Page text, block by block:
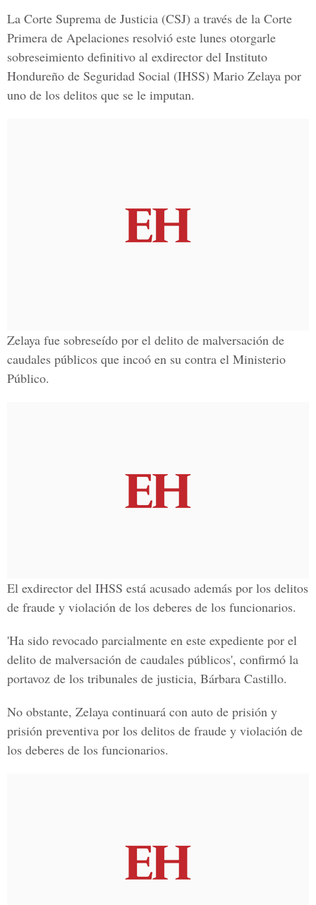
La Corte Suprema de Justicia (CSJ) a través de la Corte
Primera de Apelaciones resolvió este lunes otorgarle
sobreseimiento definitivo al exdirector del Instituto
Hondureño de Seguridad Social (IHSS) Mario Zelaya por
uno de los delitos que se le imputan.
Zelaya fue sobreseído por el delito de malversación de
caudales públicos que incoó en su contra el Ministerio
Público.
El exdirector del IHSS está acusado además por los delitos
de fraude y violación de los deberes de los funcionarios.
'Ha sido revocado parcialmente en este expediente por el
delito de malversación de caudales públicos', confirmó la
portavoz de los tribunales de justicia, Bárbara Castillo.
No obstante, Zelaya continuará con auto de prisión y
prisión preventiva por los delitos de fraude y violación de
los deberes de los funcionarios.